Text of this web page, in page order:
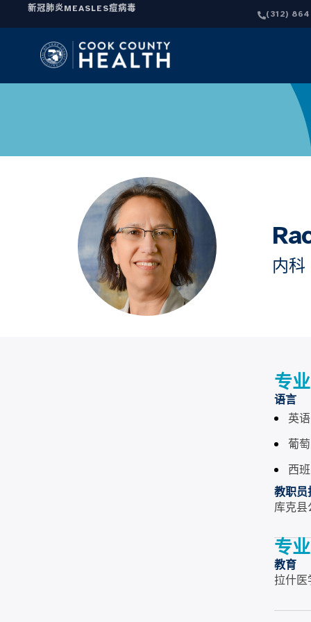
新冠肺炎MEASLES痘病毒
(312)
内科
专
语言
英语
葡
西
教职员
库克县
专
教育
拉什医